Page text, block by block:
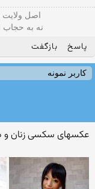
اصل
نه به حجاب
پاسخ بازگفت
کاربر نمونه
عکسهای سکسی زنان و